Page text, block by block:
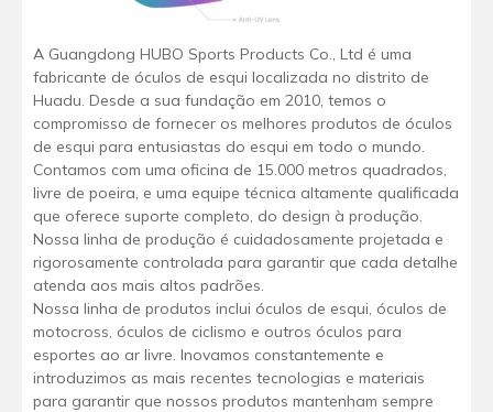
A Guangdong HUBO Sports Products Co., Ltd é uma
fabricante de óculos de esqui localizada no distrito de
Huadu. Desde a sua fundação em 2010, temos o
compromisso de fornecer os melhores produtos de óculos
de esqui para entusiastas do esqui em todo o mundo.
Contamos com uma oficina de 15.000 metros quadrados,
livre de poeira, e uma equipe técnica altamente qualificada
que oferece suporte completo, do design à produção.
Nossa linha de produção é cuidadosamente projetada e
rigorosamente controlada para garantir que cada detalhe
atenda aos mais altos padrões.
Nossa linha de produtos inclui óculos de esqui, óculos de
motocross, óculos de ciclismo e outros óculos para
esportes ao ar livre. Inovamos constantemente e
introduzimos as mais recentes tecnologias e materiais
para garantir que nossos produtos mantenham sempre